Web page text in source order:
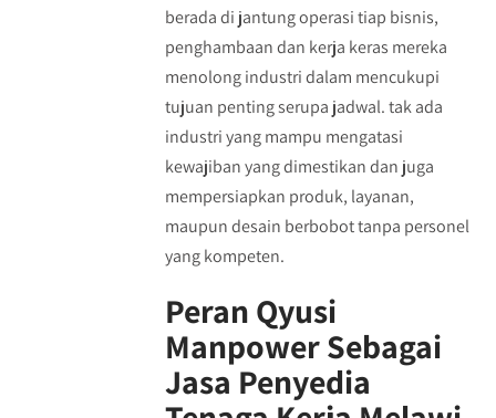
berada di jantung operasi tiap bisnis,
penghambaan dan kerja keras mereka
menolong industri dalam mencukupi
tujuan penting serupa jadwal. tak ada
industri yang mampu mengatasi
kewajiban yang dimestikan dan juga
mempersiapkan produk, layanan,
maupun desain berbobot tanpa personel
yang kompeten.
Peran Qyusi
Manpower Sebagai
Jasa Penyedia